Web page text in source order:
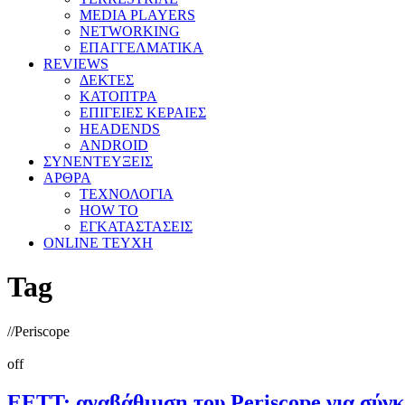
MEDIA PLAYERS
NETWORKING
ΕΠΑΓΓΕΛΜΑΤΙΚΑ
REVIEWS
ΔΕΚΤΕΣ
ΚΑΤΟΠΤΡΑ
ΕΠΙΓΕΙΕΣ ΚΕΡΑΙΕΣ
HEADENDS
ANDROID
ΣΥΝΕΝΤΕΥΞΕΙΣ
ΑΡΘΡΑ
ΤΕΧΝΟΛΟΓΙΑ
HOW TO
ΕΓΚΑΤΑΣΤΑΣΕΙΣ
ONLINE TEYXH
Tag
//Periscope
off